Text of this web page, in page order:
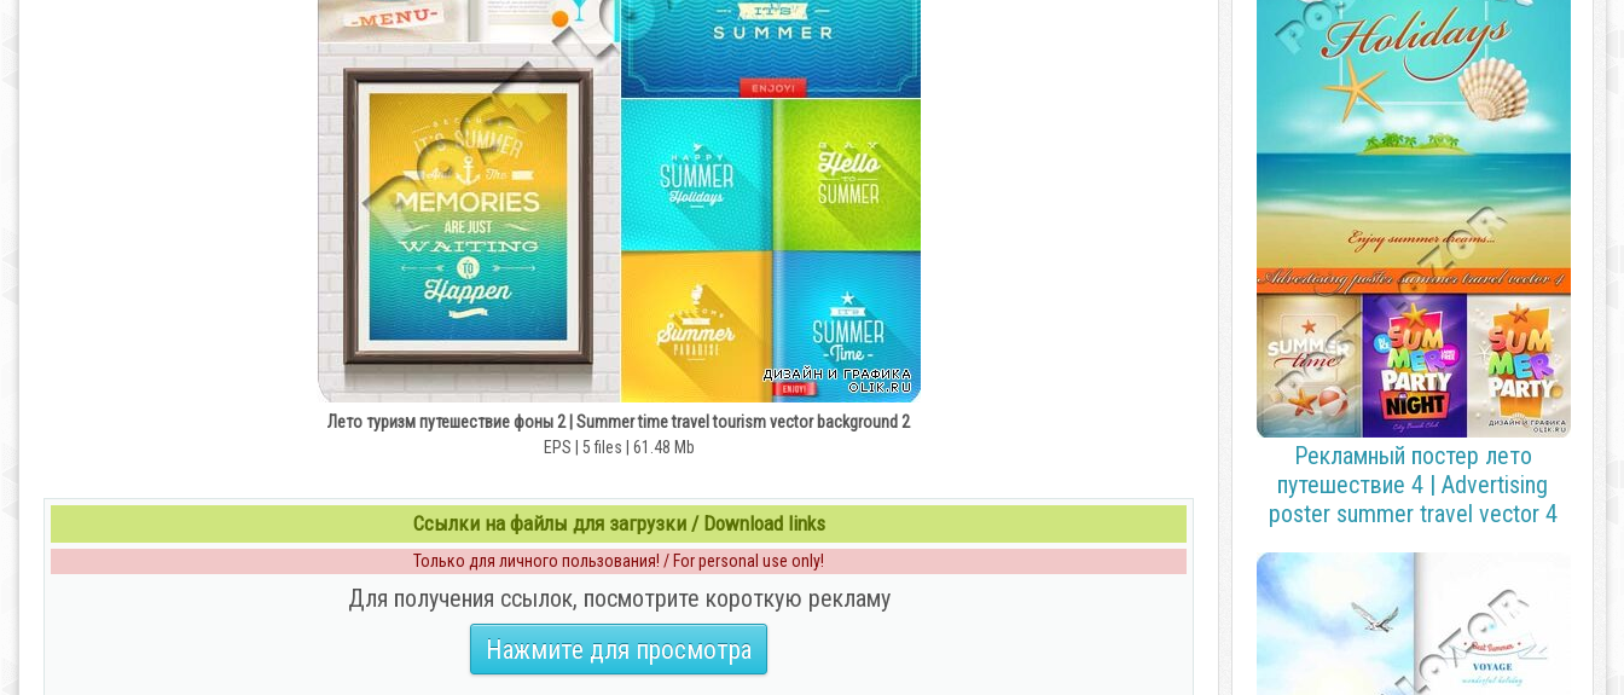
Лето туризм путешествие фоны 2 | Summer time travel tourism vector background 2
EPS | 5 files | 61.48 Mb
Ссылки на файлы для загрузки / Download links
Только для личного пользования! / For personal use only!
Для получения ссылок, посмотрите короткую рекламу
Нажмите для просмотра
Рекламный постер лето
путешествие 4 | Advertising
poster summer travel vector 4